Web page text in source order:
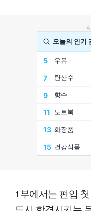
1부에서는 편입
드시 합격시키는